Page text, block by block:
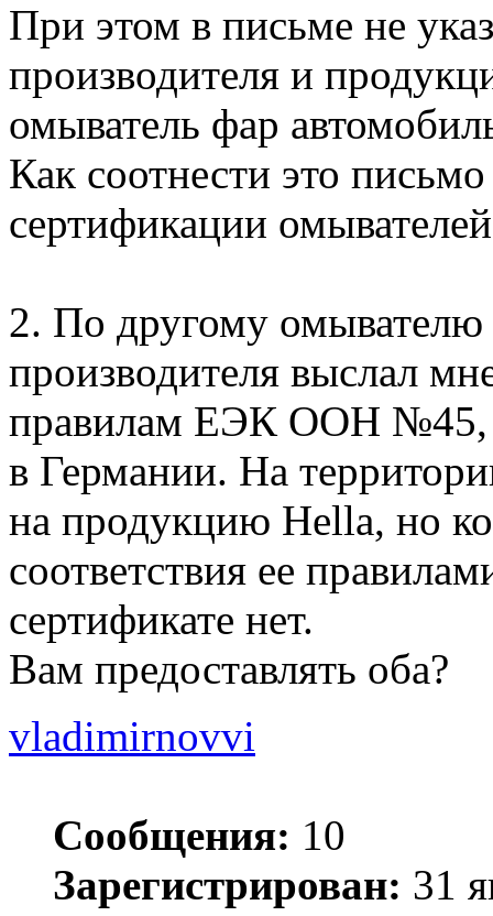
При этом в письме не
производителя и
омыватель фар
Как соотнести это
сертификации
2. По другому омывателю
производителя выслал
правилам ЕЭК ООН №45,
в Германии. На
на продукцию Hella, но
соответствия ее
сертификате нет.
Вам предоставлять оба?
vladimirnovvi
Сообщения: 10
Зарегистрирован: 31